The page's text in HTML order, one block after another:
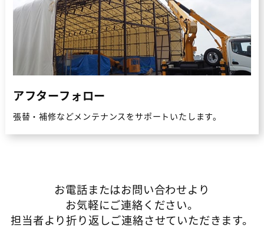
アフターフォロー
張替・補修などメンテナンスをサポートいたします。
お電話またはお問い合わせより
お気軽にご連絡ください。
担当者より折り返しご連絡させていただきます。